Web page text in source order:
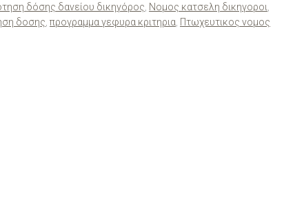
δόσης δανείου δικηγόρος Νομος κατσελη δικηγοροι
δοσης προγραμμα γεφυρα κριτηρια Πτωχευτικος νομος